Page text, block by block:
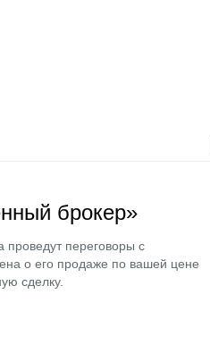
брокер»
переговоры с
о его продаже по вашей цене
сделку.